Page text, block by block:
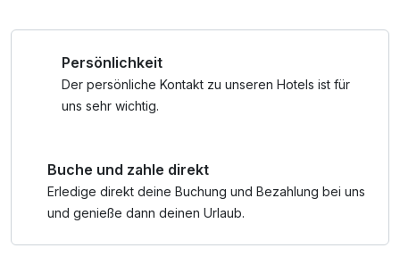
ihren beeindruckenden Felsformationen, Wanderwegen
und einzigartiger Natur – ein Paradies für Naturliebhaber
und Aktivurlauber.
oder die Region erkunden möchten – bei uns stehen
persönliche Betreuung, herzliche Gastfreundschaft und
eine familiäre Atmosphäre im Mittelpunkt.
Persönlichkeit
Der persönliche Kontakt zu unseren Hotels ist für
uns sehr wichtig.
Buche und zahle direkt
Erledige direkt deine Buchung und Bezahlung bei uns
und genieße dann deinen Urlaub.